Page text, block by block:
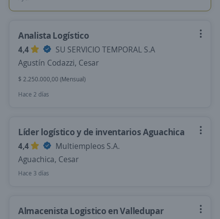
Analista Logístico
4,4
SU SERVICIO TEMPORAL S.A
Agustín Codazzi, Cesar
$ 2.250.000,00 (Mensual)
Hace 2 días
Líder logístico y de inventarios Aguachica
4,4
Multiempleos S.A.
Aguachica, Cesar
Hace 3 días
Almacenista Logistico en Valledupar